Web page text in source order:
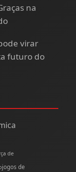
na
virar
futuro do
de
jogos de